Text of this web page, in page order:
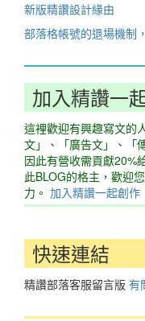
新版精讚設計緣由
部落格帳號的退場機制
加入精讚一
這裡歡迎有興趣寫文的
文」、「廣告文」、「
因此有營收需貢獻20%
此BLOG的格主，歡迎
力。 加入精讚一起創作
快速連結
精讚部落客服留言版 有